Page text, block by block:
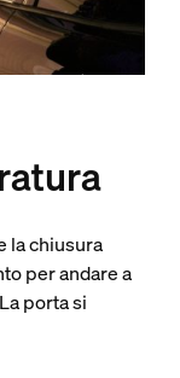
la chiusura
per andare a
porta si